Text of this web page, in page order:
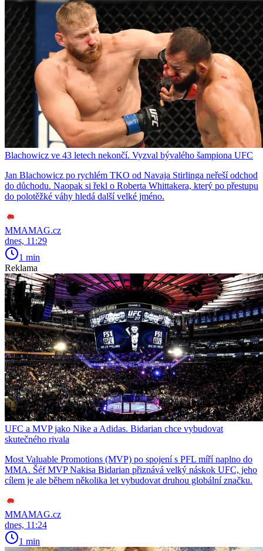
Blachowicz ve 43 letech nekončí. Vyzval bývalého šampiona UFC
Jan Blachowicz po rychlém TKO od Navaja Stirlinga neřeší odchod
do důchodu. Naopak si řekl o Roberta Whittakera, který po přestupu
do polotěžké váhy hledá další velké jméno.
MMAMAG.cz
dnes, 11:29
1 min
Reklama
UFC a MVP jako Nike a Adidas. Bidarian chce vybudovat
skutečného rivala
Most Valuable Promotions (MVP) po spojení s PFL míří naplno do
MMA. Šéf MVP Nakisa Bidarian přiznává velký náskok UFC, jeho
cílem je ale během několika let vybudovat druhou globální značku.
MMAMAG.cz
dnes, 11:24
1 min